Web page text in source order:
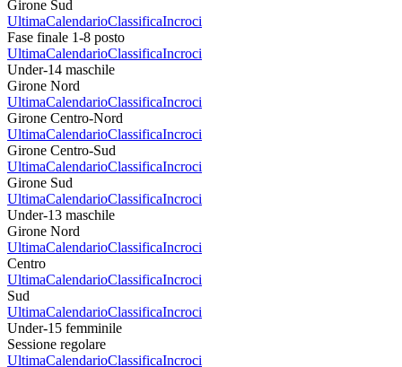
Girone Sud
UltimaCalendarioClassificaIncroci
Fase finale 1-8 posto
UltimaCalendarioClassificaIncroci
Under-14 maschile
Girone Nord
UltimaCalendarioClassificaIncroci
Girone Centro-Nord
UltimaCalendarioClassificaIncroci
Girone Centro-Sud
UltimaCalendarioClassificaIncroci
Girone Sud
UltimaCalendarioClassificaIncroci
Under-13 maschile
Girone Nord
UltimaCalendarioClassificaIncroci
Centro
UltimaCalendarioClassificaIncroci
Sud
UltimaCalendarioClassificaIncroci
Under-15 femminile
Sessione regolare
UltimaCalendarioClassificaIncroci